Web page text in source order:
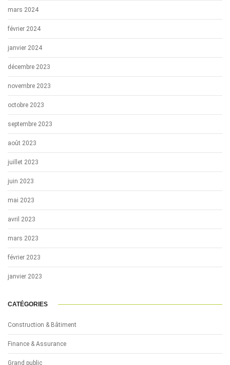
mars 2024
février 2024
janvier 2024
décembre 2023
novembre 2023
octobre 2023
septembre 2023
août 2023
juillet 2023
juin 2023
mai 2023
avril 2023
mars 2023
février 2023
janvier 2023
CATÉGORIES
Construction & Bâtiment
Finance & Assurance
Grand public